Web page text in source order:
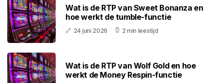
Wat is de RTP van Sweet Bonanza en
hoe werkt de tumble-functie
24 juni 2026 2 min leestijd
Wat is de RTP van Wolf Gold en hoe
werkt de Money Respin-functie